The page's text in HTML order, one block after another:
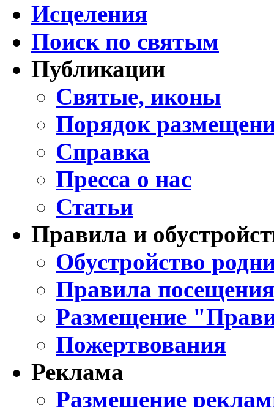
Исцеления
Поиск по святым
Публикации
Святые, иконы
Порядок
Справка
Пресса о нас
Статьи
Правила и
Обустройство
Правила
Размещение
Пожертвования
Реклама
Размещение